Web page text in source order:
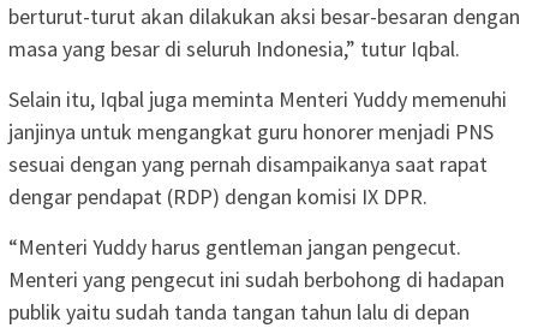
berturut-turut akan dilakukan aksi besar-besaran dengan
masa yang besar di seluruh Indonesia,” tutur Iqbal.
Selain itu, Iqbal juga meminta Menteri Yuddy memenuhi
janjinya untuk mengangkat guru honorer menjadi PNS
sesuai dengan yang pernah disampaikanya saat rapat
dengar pendapat (RDP) dengan komisi IX DPR.
“Menteri Yuddy harus gentleman jangan pengecut.
Menteri yang pengecut ini sudah berbohong di hadapan
publik yaitu sudah tanda tangan tahun lalu di depan